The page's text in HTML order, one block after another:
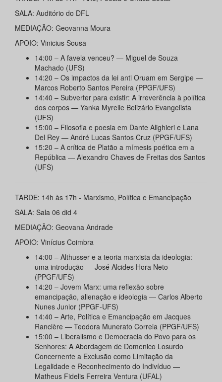
SALA: Auditório do DFL
MEDIAÇÃO: Geovanna Moura
APOIO: Vinicius Sousa
14:00 – A favela venceu? — Miguel de Souza
Machado (UFS)
14:20 – Os impactos da lei anti Oruam em Sergipe —
Marcos Roberto Santos Pereira (PPGF/UFS)
14:40 – Subverter para existir: A irreverência à política
dos corpos — Yanka Myrelle Belizário Evangelista
(UFS)
15:00 – Filosofia e poesia em Dante Alighieri e Lana
Del Rey — André Lucas Santos Cruz (PPGF/UFS)
15:20 – A crítica de Platão a mímesis poética em a
República — Alexandro Chaves de Freitas dos Santos
(UFS)
TARDE: 14h às 17h - Marxismo, Política e Emancipação
SALA: Sala 06 did 4
MEDIAÇÃO: Geovana Andrade
APOIO: Vinícius Coimbra
14:00 – Althusser e a teoria marxista da ideologia:
uma introdução — José Alcides Hora Neto
(PPGF/UFS)
14:20 – Jovem Marx: uma reflexão sobre
emancipação, alienação e ideologia — Carlos Alberto
Nunes Junior (PPGF-UFS)
14:40 – Arte, Política e Emancipação em Jacques
Rancière — Teodora Munerato Correia (PPGF/UFS)
15:00 – Liberalismo e Democracia do Povo para os
Senhores: A Abordagem de Domenico Losurdo
Concernente a Exclusão como Limitação da
Legalidade e Reconhecimento do Indivíduo —
Matheus Fidelis Ferreira Ventura (UFAL)